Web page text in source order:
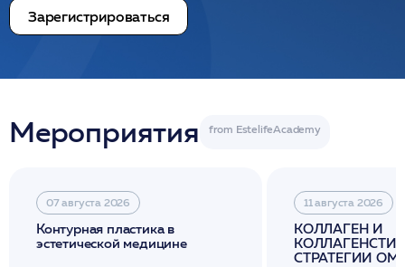
Зарегистрироваться
Мероприятия
07 августа 2026
Контурная пластика в
эстетической медицине
11 августа 2026
КОЛЛАГЕН И
СТРАТЕГИИ